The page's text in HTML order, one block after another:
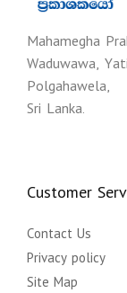
Mahamegha
Waduwawa,
Polgahawela,
Sri Lanka.
Customer
Contact Us
Privacy policy
Site Map